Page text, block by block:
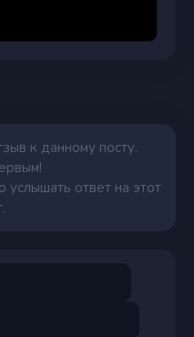
к данному посту.
услышать ответ на этот